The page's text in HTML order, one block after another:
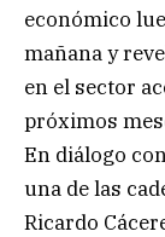
económico
mañana y
en el sector
próximos
En diálogo
una de las
Ricardo